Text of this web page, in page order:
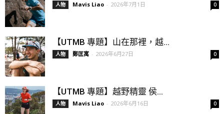
人物 Mavis Liao - 2026年7月1日 0
【UTMB 專題】山在那裡，越...
人物 鄭匡寓 - 2026年6月27日 0
【UTMB 專題】越野精靈 侯...
人物 Mavis Liao - 2026年6月16日 0